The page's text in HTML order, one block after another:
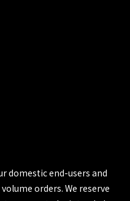
domestic end-users and
orders. We reserve